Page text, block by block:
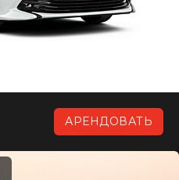
АРЕНДОВАТЬ